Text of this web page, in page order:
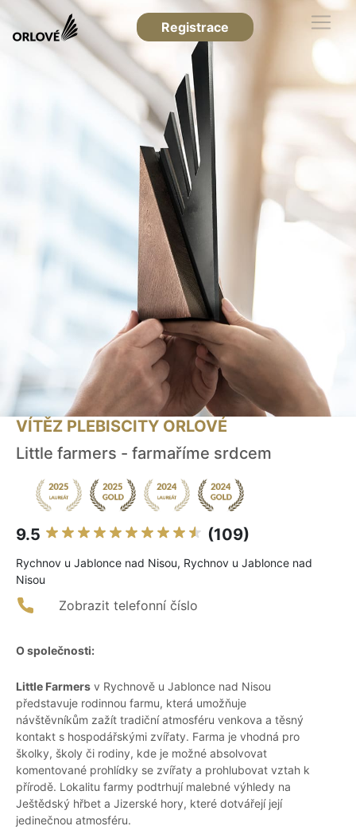
Registrace
VÍTĚZ PLEBISCITY ORLOVÉ
Little farmers - farmaříme srdcem
9.5 (109)
Rychnov u Jablonce nad Nisou, Rychnov u Jablonce nad
Nisou
Zobrazit telefonní číslo
O společnosti:
Little Farmers v Rychnově u Jablonce nad Nisou
představuje rodinnou farmu, která umožňuje
návštěvníkům zažít tradiční atmosféru venkova a těsný
kontakt s hospodářskými zvířaty. Farma je vhodná pro
školky, školy či rodiny, kde je možné absolvovat
komentované prohlídky se zvířaty a prohlubovat vztah k
přírodě. Lokalitu farmy podtrhují malebné výhledy na
Ještědský hřbet a Jizerské hory, které dotvářejí její
jedinečnou atmosféru.